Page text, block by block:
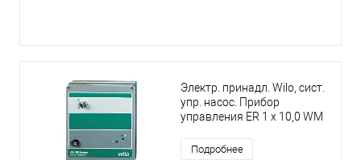
Электр. принадл. Wilo, сист.
упр. насос. Прибор
управления ER 1 x 10,0 WM
Подробнее